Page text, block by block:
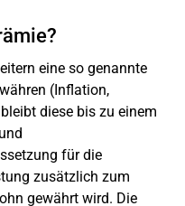
eine so genannte
(Inflation,
diese bis zu einem
für die
zusätzlich zum
gewährt wird. Die